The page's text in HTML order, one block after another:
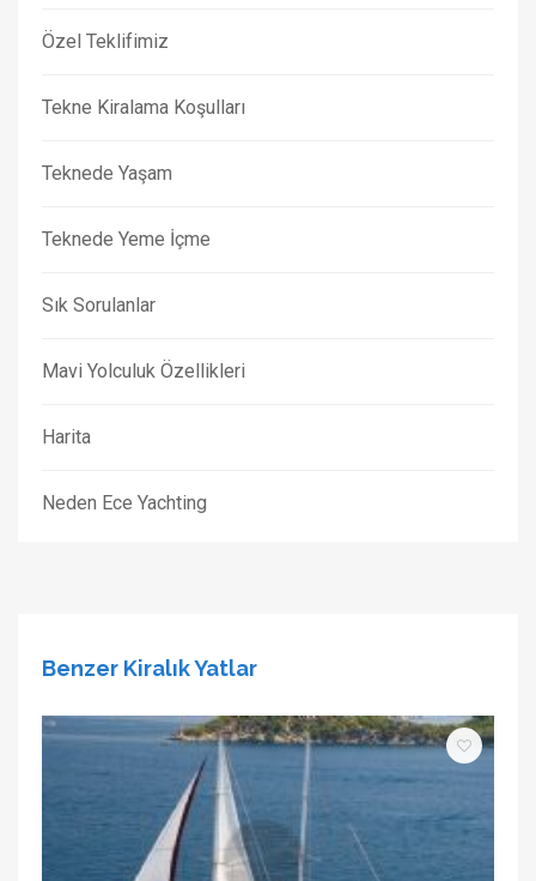
Özel Teklifimiz
Tekne Kiralama Koşulları
Teknede Yaşam
Teknede Yeme İçme
Sık Sorulanlar
Mavi Yolculuk Özellikleri
Harita
Neden Ece Yachting
Benzer Kiralık Yatlar